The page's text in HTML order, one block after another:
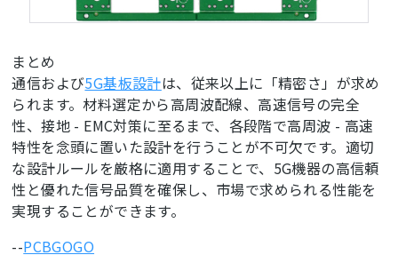
まとめ
通信および5G基板設計は、従来以上に「精密さ」が求め
られます。材料選定から高周波配線、高速信号の完全
性、接地 - EMC対策に至るまで、各段階で高周波 - 高速
特性を念頭に置いた設計を行うことが不可欠です。適切
な設計ルールを厳格に適用することで、5G機器の高信頼
性と優れた信号品質を確保し、市場で求められる性能を
実現することができます。
--PCBGOGO